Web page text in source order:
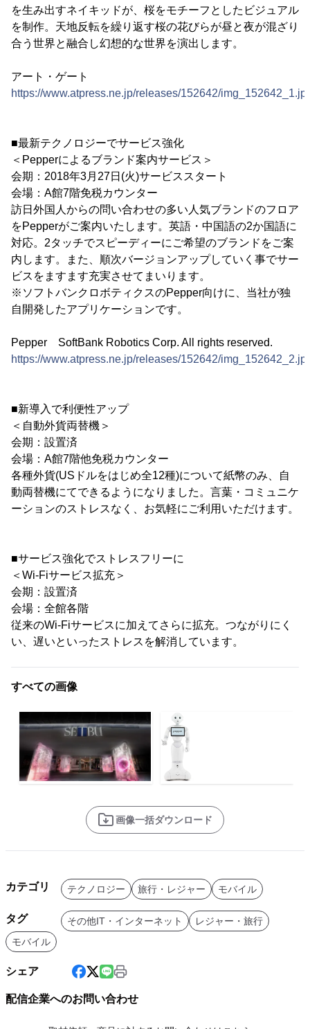
を生み出すネイキッドが、桜をモチーフとしたビジュアル
を制作。天地反転を繰り返す桜の花びらが昼と夜が混ざり
合う世界と融合し幻想的な世界を演出します。
アート・ゲート
https://www.atpress.ne.jp/releases/152642/
■最新テクノロジーでサービス強化
＜Pepperによるブランド案内サービス＞
会期：2018年3月27日(火)サービススタート
会場：A館7階免税カウンター
訪日外国人からの問い合わせの多い人気ブランドのフロア
をPepperがご案内いたします。英語・中国語の2か国語に
対応。2タッチでスピーディーにご希望のブランドをご案
内します。また、順次バージョンアップしていく事でサー
ビスをますます充実させてまいります。
※ソフトバンクロボティクスのPepper向けに、当社が独
自開発したアプリケーションです。
Pepper SoftBank Robotics Corp. All rights reserved.
https://www.atpress.ne.jp/releases/152642/
■新導入で利便性アップ
＜自動外貨両替機＞
会期：設置済
会場：A館7階他免税カウンター
各種外貨(USドルをはじめ全12種)について紙幣のみ、自
動両替機にてできるようになりました。言葉・コミュニケ
ーションのストレスなく、お気軽にご利用いただけます。
■サービス強化でストレスフリーに
＜Wi-Fiサービス拡充＞
会期：設置済
会場：全館各階
従来のWi-Fiサービスに加えてさらに拡充。つながりにく
い、遅いといったストレスを解消しています。
すべての画像
画像一括ダウンロード
カテゴリ テクノロジー 旅行・レジャー モバイル
タグ その他IT・インターネット
レジャー・旅行
モバイル
シェア
配信企業へのお問い合わせ